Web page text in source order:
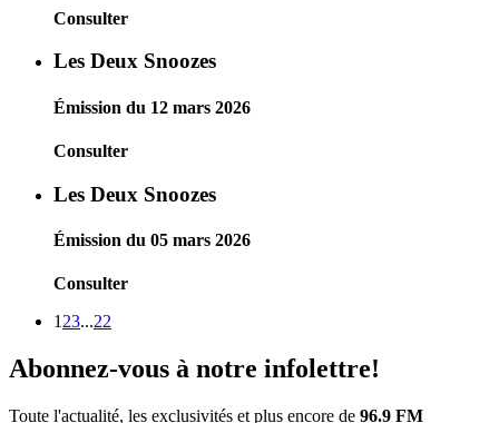
Consulter
Les Deux Snoozes
Émission du 12 mars 2026
Consulter
Les Deux Snoozes
Émission du 05 mars 2026
Consulter
1 23...22
Abonnez-vous à notre infolettre!
Toute l'actualité, les exclusivités et plus encore de 96.9 FM